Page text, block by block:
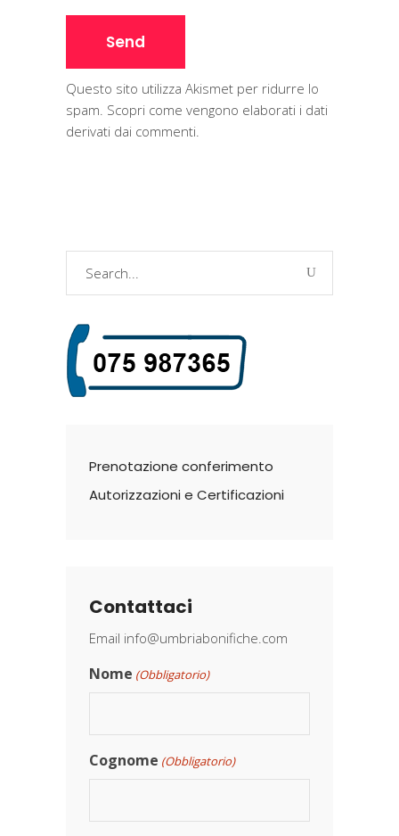
Questo sito utilizza Akismet per ridurre lo
spam. Scopri come vengono elaborati i dati
derivati dai commenti.
Prenotazione conferimento
Autorizzazioni e Certificazioni
Contattaci
Email info@umbriabonifiche.com
Nome (Obbligatorio)
Cognome (Obbligatorio)